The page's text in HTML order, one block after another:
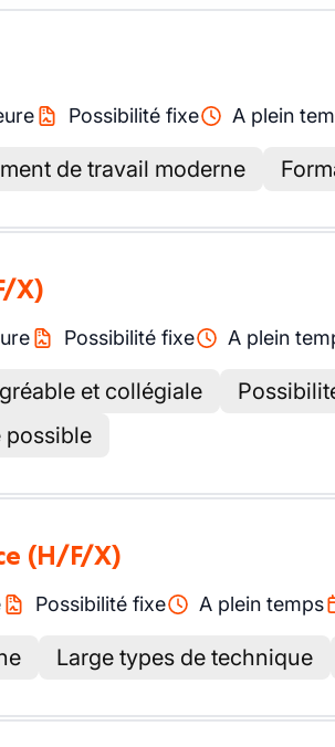
Possibilité fixe A plein
de travail moderne
X)
Possibilité fixe A plein
et collégiale
possible
(H/F/X)
Possibilité fixe A plein temps
Large types de technique